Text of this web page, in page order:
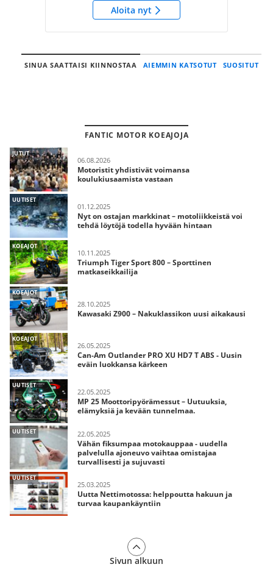
Aloita nyt
SINUA SAATTAISI KIINNOSTAA AIEMMIN KATSOTUT SUOSITUT
FANTIC MOTOR KOEAJOJA
JUTUT
06.08.2026
Motoristit yhdistivät voimansa
koulukiusaamista vastaan
UUTISET
01.12.2025
Nyt on ostajan markkinat – motoliikkeistä voi
tehdä löytöjä todella hyvään hintaan
KOEAJOT
10.11.2025
Triumph Tiger Sport 800 – Sporttinen
matkaseikkailija
KOEAJOT
28.10.2025
Kawasaki Z900 – Nakuklassikon uusi aikakausi
KOEAJOT
26.05.2025
Can-Am Outlander PRO XU HD7 T ABS - Uusin
eväin luokkansa kärkeen
UUTISET
22.05.2025
MP 25 Moottoripyörämessut – Uutuuksia,
elämyksiä ja kevään tunnelmaa.
UUTISET 22.05.2025
Vähän fiksumpaa motokauppaa - uudella
palvelulla ajoneuvo vaihtaa omistajaa
turvallisesti ja sujuvasti
UUTISET
25.03.2025
Uutta Nettimotossa: helppoutta hakuun ja
turvaa kaupankäyntiin
Sivun alkuun